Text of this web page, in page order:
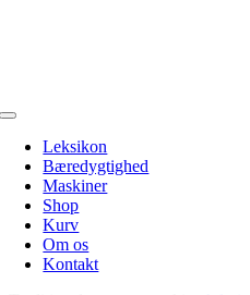
Toggle
NavigationLeksikon
Bæredygtighed
Maskiner
Shop
Kurv
Om os
Kontakt